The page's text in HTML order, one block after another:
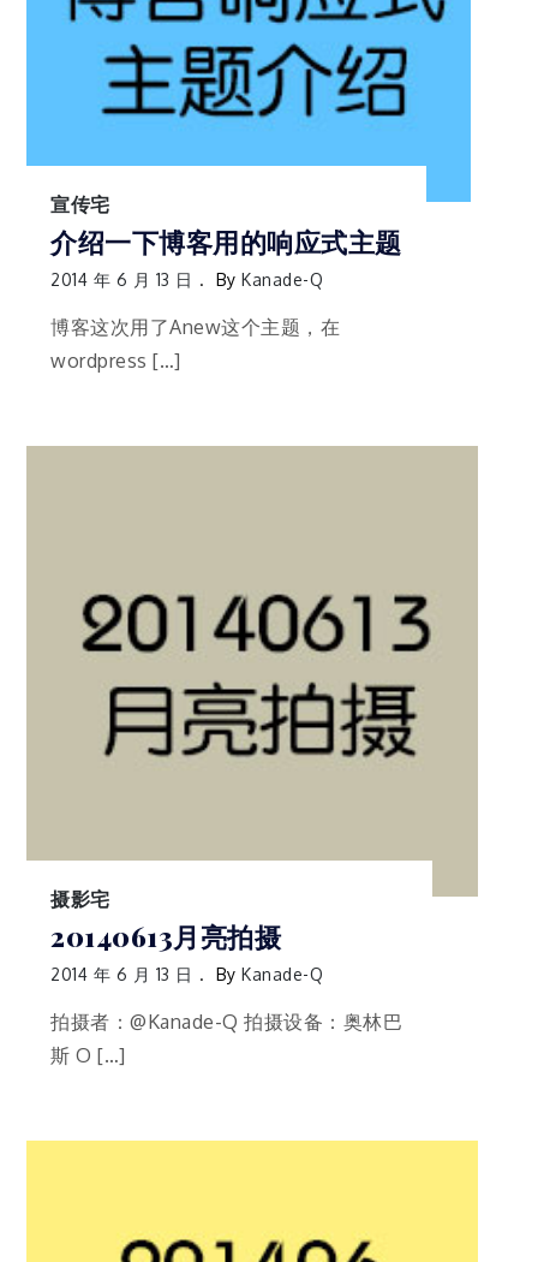
宣传宅
介绍一下博客用的响应式主题
2014 年 6 月 13 日 ByKanade-Q
博客这次用了Anew这个主题，在
wordpress […]
摄影宅
20140613月亮拍摄
2014 年 6 月 13 日 ByKanade-Q
拍摄者：@Kanade-Q 拍摄设备：奥林巴
斯 O […]